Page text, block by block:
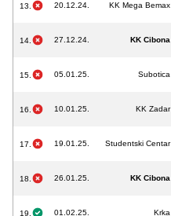
13. 20.12.24. KK Mega Bemax
14. 27.12.24. KK Cibona
15. 05.01.25. Subotica
16. 10.01.25. KK Zadar
17. 19.01.25. Studentski Centar
18. 26.01.25. KK Cibona
19. 01.02.25. Krka